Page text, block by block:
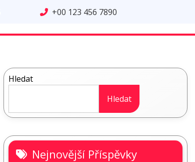
+00 123 456 7890
Hledat
Hledat
Nejnovější Příspěvky